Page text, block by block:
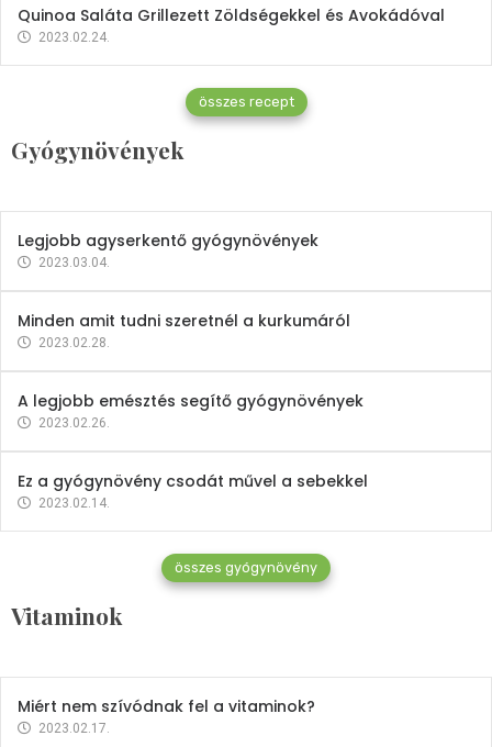
Quinoa Saláta Grillezett Zöldségekkel és Avokádóval
2023.02.24.
összes recept
Gyógynövények
Gyógynövények
Mindent a petrezselyemről
2023.12.21.
Legjobb agyserkentő gyógynövények
2023.03.04.
Minden amit tudni szeretnél a kurkumáról
2023.02.28.
A legjobb emésztés segítő gyógynövények
2023.02.26.
Ez a gyógynövény csodát művel a sebekkel
2023.02.14.
összes gyógynövény
Vitaminok
Vitaminok
Mindent a B-12 vitaminról
2023.02.27.
Miért nem szívódnak fel a vitaminok?
2023.02.17.